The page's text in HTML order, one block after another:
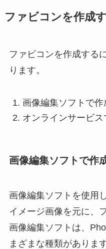
ファビコンを作成
ファビコンを作成する
ります。
画像編集ソフトで作
オンラインサービス
画像編集ソフトで作
画像編集ソフトを使用
イメージ画像を元に、
画像編集ソフトは、
まざまな種類があります